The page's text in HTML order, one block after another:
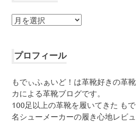
ア
イ
プロフィール
もでぃふぁいど！は革靴好きの革
カによる革靴ブログです。
100足以上の革靴を履いてきた も
名シューメーカーの履き心地レビ